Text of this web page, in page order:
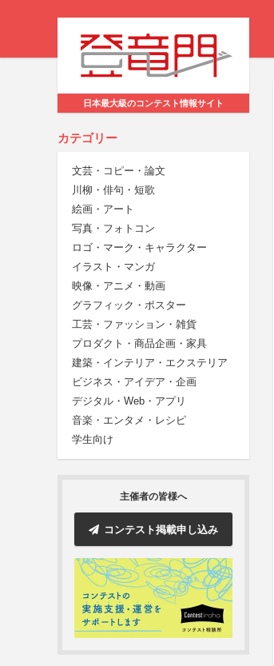
日本最大級のコンテスト情報サイト
カテゴリー
文芸・コピー・論文
川柳・俳句・短歌
絵画・アート
写真・フォトコン
ロゴ・マーク・キャラクター
イラスト・マンガ
映像・アニメ・動画
グラフィック・ポスター
工芸・ファッション・雑貨
プロダクト・商品企画・家具
建築・インテリア・エクステリア
ビジネス・アイデア・企画
デジタル・Web・アプリ
音楽・エンタメ・レシピ
学生向け
主催者の皆様へ
コンテスト掲載申し込み